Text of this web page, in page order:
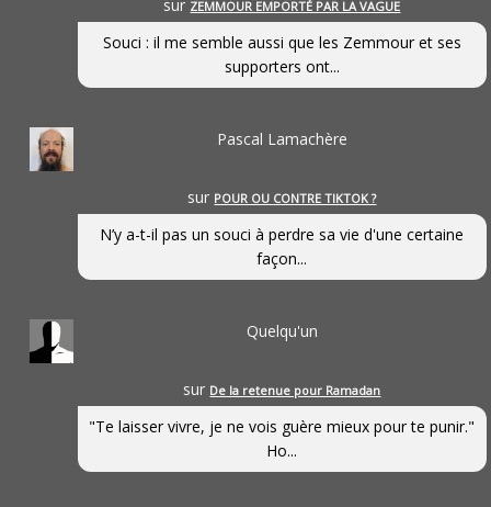
sur ZEMMOUR EMPORTÉ PAR LA VAGUE
Souci : il me semble aussi que les Zemmour et ses
supporters ont...
Pascal Lamachère
sur POUR OU CONTRE TIKTOK ?
N’y a-t-il pas un souci à perdre sa vie d'une certaine
façon...
Quelqu'un
sur De la retenue pour Ramadan
"Te laisser vivre, je ne vois guère mieux pour te punir."
Ho...